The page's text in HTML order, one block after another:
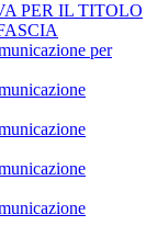
PER IL TITOLO
per